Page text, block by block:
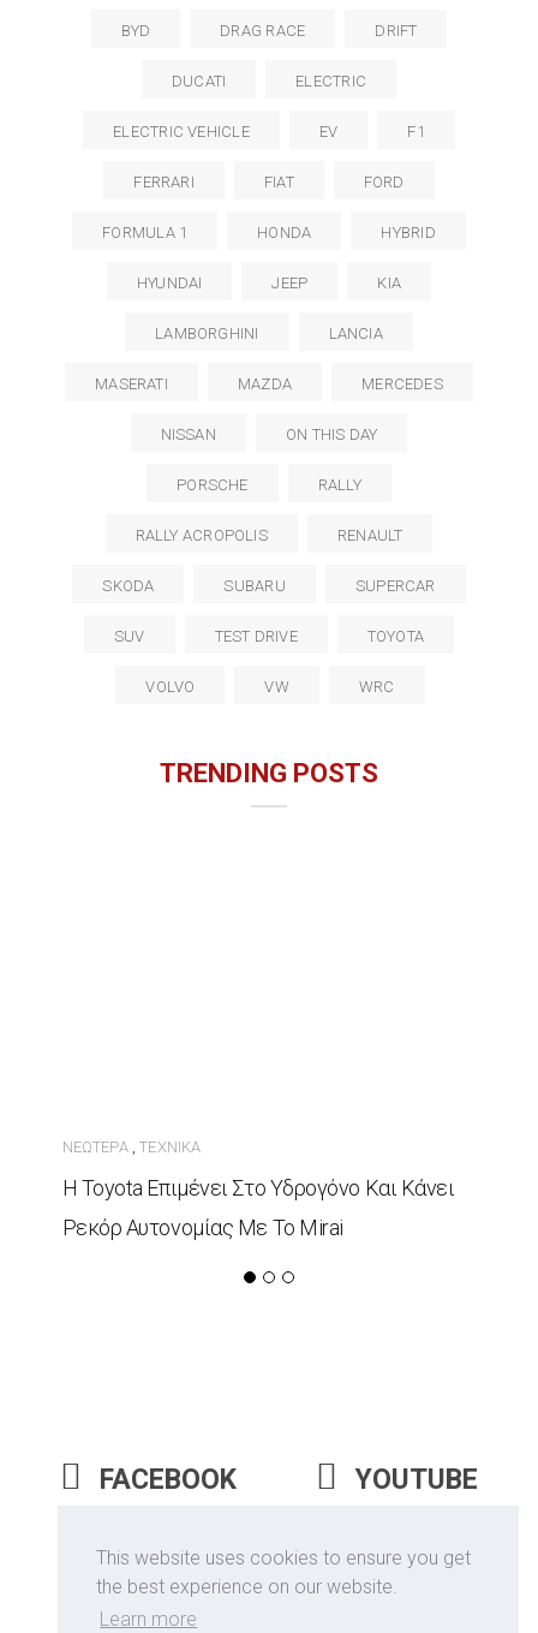
This website uses cookies to ensure you get
the best experience on our website.
Learn more
BYD DRAG RACE DRIFT
DUCATI ELECTRIC
ELECTRIC VEHICLE EV F1
FERRARI FIAT FORD
FORMULA 1 HONDA HYBRID
HYUNDAI JEEP KIA
LAMBORGHINI LANCIA
MASERATI MAZDA MERCEDES
NISSAN ON THIS DAY
PORSCHE RALLY
RALLY ACROPOLIS RENAULT
SKODA SUBARU SUPERCAR
SUV TEST DRIVE TOYOTA
VOLVO VW WRC
TRENDING POSTS
ΝΕΏΤΕΡΑ,ΤΕΧΝΙΚΆ
Η Toyota Επιμένει Στο Υδρογόνο Και Κάνει
Ρεκόρ Αυτονομίας Με Το Mirai
FACEBOOK
YOUTUBE
INSTAGRAM